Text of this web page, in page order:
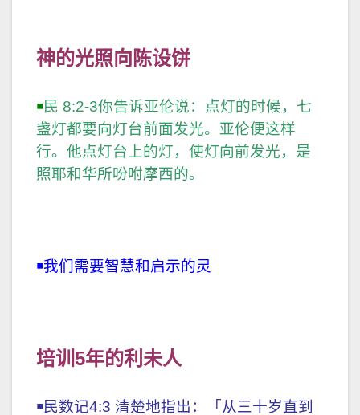
￭我们需要智慧和启示的灵
五十岁，凡前来任职在会幕里办事的， 全
养会幕里的设备及器物。